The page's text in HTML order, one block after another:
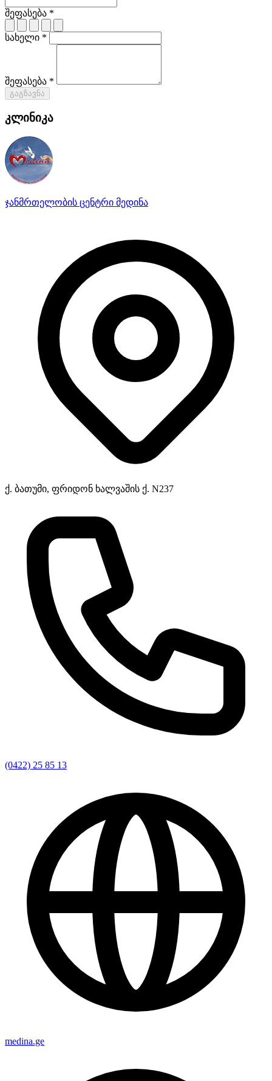
შეფასება *
სახელი *
შეფასება *
გაგზავნა
კლინიკა
ჯანმრთელობის ცენტრი მედინა
ქ. ბათუმი, ფრიდონ ხალვაშის ქ. N237
(0422) 25 85 13
medina.ge